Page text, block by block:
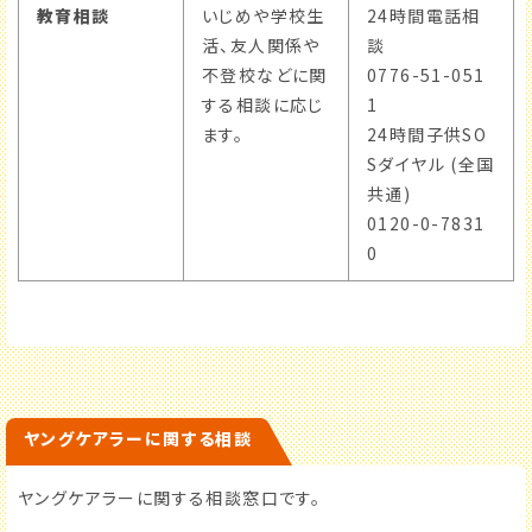
教育相談
いじめや学校生
活、友人関係や
不登校などに関
する相談に応じ
ます。
24時間電話相
談
0776-51-051
1
24時間子供SO
Sダイヤル (全国
共通)
0120-0-7831
0
ヤングケアラーに関する相談
ヤングケアラーに関する相談窓口です。